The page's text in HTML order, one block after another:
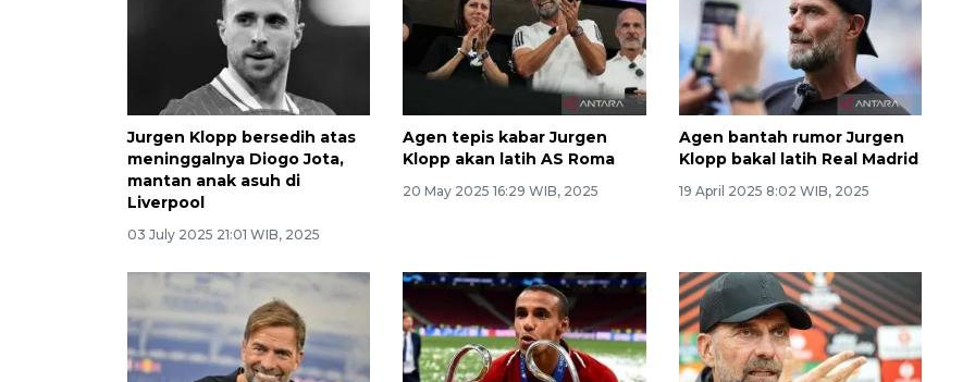
Jurgen Klopp bersedih atas
meninggalnya Diogo Jota,
mantan anak asuh di
Liverpool
03 July 2025 21:01 WIB, 2025
Agen tepis kabar Jurgen
Klopp akan latih AS Roma
20 May 2025 16:29 WIB, 2025
Agen bantah rumor Jurgen
Klopp bakal latih Real Madrid
19 April 2025 8:02 WIB, 2025